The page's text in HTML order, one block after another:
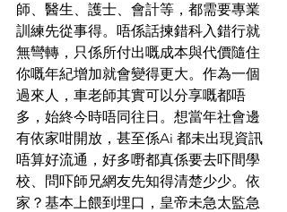
師、醫生、護士、會計等，都需要專業
訓練先從事得。唔係話揀錯科入錯行就
無彎轉，只係所付出嘅成本與代價隨住
你嘅年紀增加就會變得更大。作為一個
過來人，車老師其實可以分享嘅都唔
多，始終今時唔同往日。想當年社會邊
有依家咁開放，甚至係Ai 都未出現資訊
唔算好流通，好多嘢都真係要去吓間學
校、問吓師兄網友先知得清楚少少。依
家？基本上餵到埋口，皇帝未急太監急